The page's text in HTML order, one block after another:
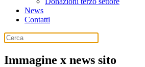
News
Contatti
Immagine x news sito